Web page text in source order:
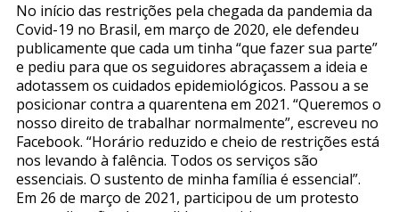
No início das restrições pela chegada da pandemia da
Covid-19 no Brasil, em março de 2020, ele defendeu
publicamente que cada um tinha “que fazer sua parte”
e pediu para que os seguidores abraçassem a ideia e
adotassem os cuidados epidemiológicos. Passou a se
posicionar contra a quarentena em 2021. “Queremos o
nosso direito de trabalhar normalmente”, escreveu no
Facebook. “Horário reduzido e cheio de restrições está
nos levando à falência. Todos os serviços são
essenciais. O sustento de minha família é essencial”.
Em 26 de março de 2021, participou de um protesto